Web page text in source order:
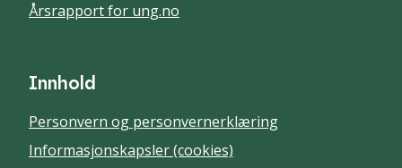
Årsrapport for ung.no
Innhold
Personvern og personvernerklæring
Informasjonskapsler (cookies)